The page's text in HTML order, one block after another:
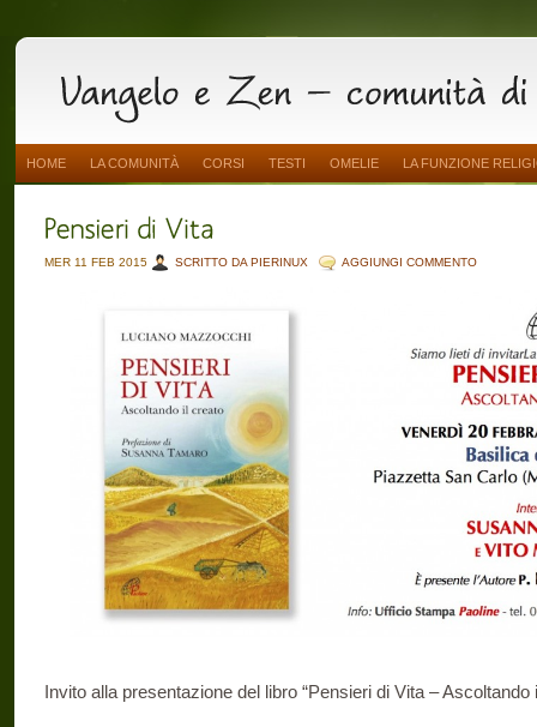
HOME LA COMUNITÀ CORSI TESTI OMELIE LA FUNZIONE
MER 11 FEB 2015 SCRITTO DA PIERINUX AGGIUNGI COMMENTO
Invito alla presentazione del libro “Pensieri di Vita –